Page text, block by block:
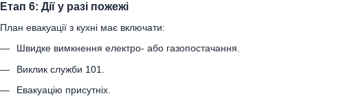
Етап 6: Дії у разі пожежі
План евакуації з кухні має включати:
Швидке вимкнення електро- або газопостачання.
Виклик служби 101.
Евакуацію присутніх.